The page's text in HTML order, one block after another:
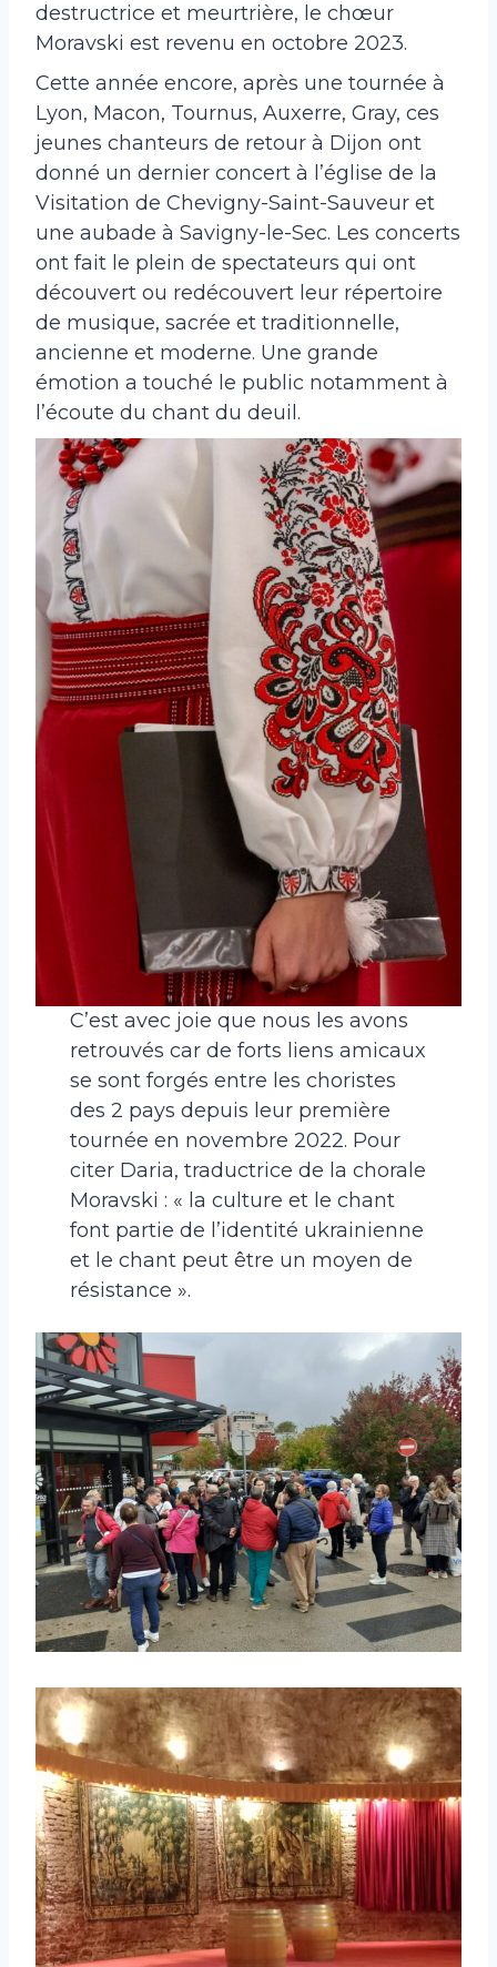
destructrice et meurtrière, le chœur
Moravski est revenu en octobre 2023.
Cette année encore, après une tournée à
Lyon, Macon, Tournus, Auxerre, Gray, ces
jeunes chanteurs de retour à Dijon ont
donné un dernier concert à l’église de la
Visitation de Chevigny-Saint-Sauveur et
une aubade à Savigny-le-Sec. Les concerts
ont fait le plein de spectateurs qui ont
découvert ou redécouvert leur répertoire
de musique, sacrée et traditionnelle,
ancienne et moderne. Une grande
émotion a touché le public notamment à
l’écoute du chant du deuil.
C’est avec joie que nous les avons
retrouvés car de forts liens amicaux
se sont forgés entre les choristes
des 2 pays depuis leur première
tournée en novembre 2022. Pour
citer Daria, traductrice de la chorale
Moravski : « la culture et le chant
font partie de l’identité ukrainienne
et le chant peut être un moyen de
résistance ».